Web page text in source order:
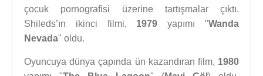
çocuk pornografisi üzerine tartışmalar çıktı.
Shileds’ın ikinci filmi, 1979 yapımı "Wanda
Nevada" oldu.
Oyuncuya dünya çapında ün kazandıran film, 1980